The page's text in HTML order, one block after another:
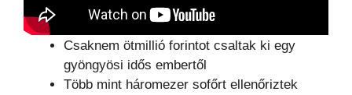
Csaknem ötmillió forintot csaltak ki egy
gyöngyösi idős embertől
Több mint háromezer sofőrt ellenőriztek